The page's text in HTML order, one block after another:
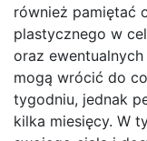
również pamiętać
plastycznego w
oraz
mogą wrócić do
tygodniu, jednak
kilka miesięcy. W